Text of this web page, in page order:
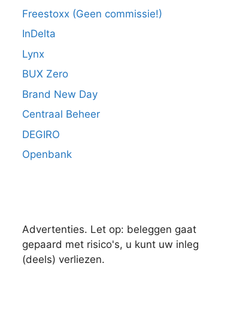
Freestoxx (Geen commissie!)
InDelta
Lynx
BUX Zero
Brand New Day
Centraal Beheer
DEGIRO
Openbank
Advertenties. Let op: beleggen gaat
gepaard met risico's, u kunt uw inleg
(deels) verliezen.